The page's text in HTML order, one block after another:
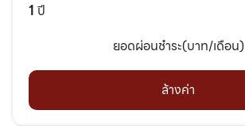
1 ปี
ยอดผ่อนชำระ(บาท/เดือน)
ล้างค่า